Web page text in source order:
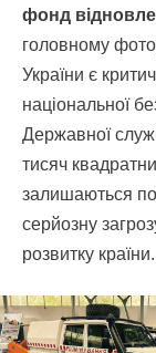
фонд
головному
України є
національної
Державної
тисяч
залишаються
серйозну
розвитку країни.